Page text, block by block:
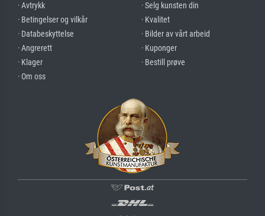
· Avtrykk
· Betingelser og vilkår
· Databeskyttelse
· Angrerett
· Klager
· Om oss
· Selg kunsten din
· Kvalitet
· Bilder av vårt arbeid
· Kuponger
· Bestill prøve